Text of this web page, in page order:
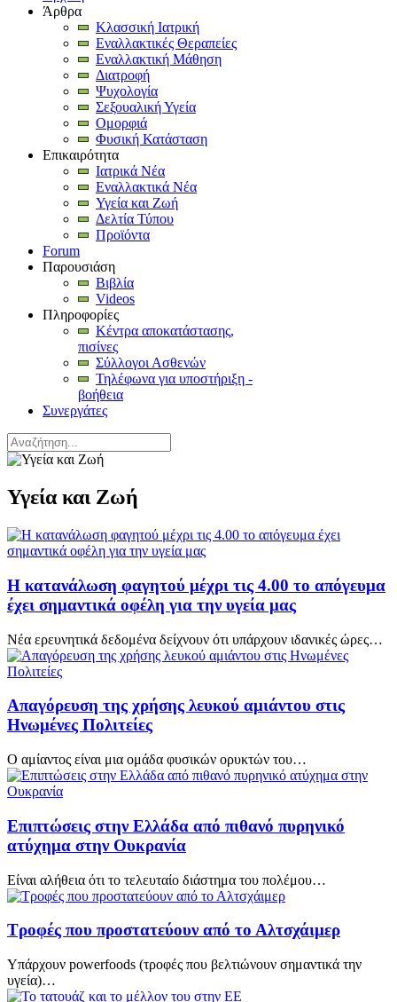
Άρθρα
Κλασσική Ιατρική
Εναλλακτικές Θεραπείες
Εναλλακτική Μάθηση
Διατροφή
Ψυχολογία
Σεξουαλική Υγεία
Ομορφιά
Φυσική Κατάσταση
Επικαιρότητα
Ιατρικά Νέα
Εναλλακτικά Νέα
Υγεία και Ζωή
Δελτία Τύπου
Προϊόντα
Forum
Παρουσιάση
Βιβλία
Videos
Πληροφορίες
Κέντρα αποκατάστασης,
πισίνες
Σύλλογοι Ασθενών
Τηλέφωνα για υποστήριξη -
βοήθεια
Συνεργάτες
Υγεία και Ζωή
Η κατανάλωση φαγητού μέχρι τις 4.00 το απόγευμα
έχει σημαντικά οφέλη για την υγεία μας
Νέα ερευνητικά δεδομένα δείχνουν ότι υπάρχουν ιδανικές ώρες…
Απαγόρευση της χρήσης λευκού αμιάντου στις
Ηνωμένες Πολιτείες
Ο αμίαντος είναι μια ομάδα φυσικών ορυκτών του…
Επιπτώσεις στην Ελλάδα από πιθανό πυρηνικό
ατύχημα στην Ουκρανία
Είναι αλήθεια ότι το τελευταίο διάστημα του πολέμου…
Τροφές που προστατεύουν από το Αλτσχάιμερ
Υπάρχουν powerfoods (τροφές που βελτιώνουν σημαντικά την
υγεία)…